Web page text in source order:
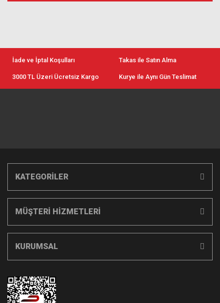
İade ve İptal Koşulları Takas ile Satın Alma
3000 TL Üzeri Ücretsiz Kargo Kurye ile Aynı Gün Teslimat
KATEGORİLER
MÜŞTERİ HİZMETLERİ
KURUMSAL